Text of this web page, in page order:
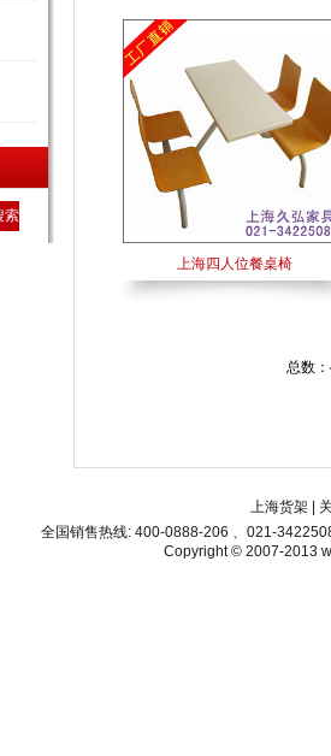
上海四人位餐桌椅
总数
上海货架|
全国销售热线: 400-0888-206 、021-
Copyright © 2007-2013